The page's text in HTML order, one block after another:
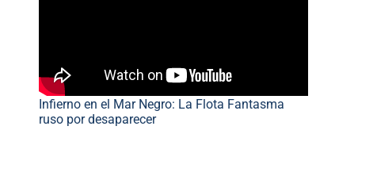
Infierno en el Mar Negro: La Flota Fantasma
ruso por desaparecer